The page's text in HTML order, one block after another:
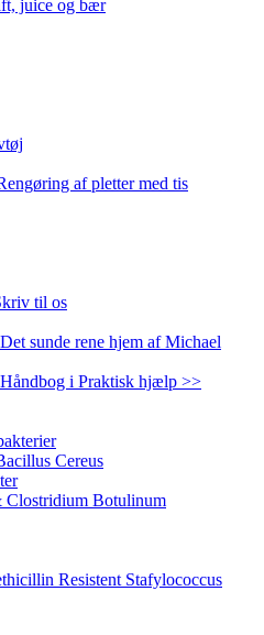
juice og bær
af pletter med tis
til os
sunde rene hjem af Michael
i Praktisk hjælp >>
Cereus
Clostridium Botulinum
Resistent Stafylococcus